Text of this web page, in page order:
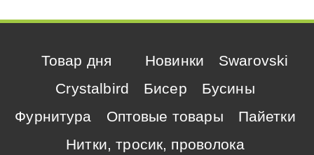
Товар дня Новинки
Swarovski
Crystalbird
Бисер
Бусины
Фурнитура
Оптовые товары
Пайетки
Нитки, тросик, проволока